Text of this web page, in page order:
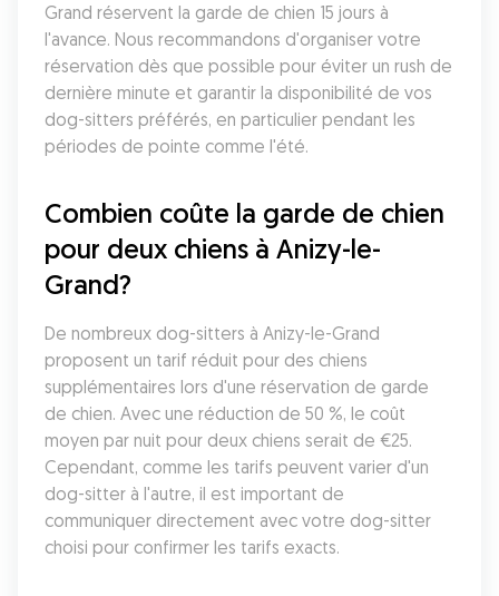
Grand réservent la garde de chien 15 jours à
l'avance. Nous recommandons d'organiser votre
réservation dès que possible pour éviter un rush de
dernière minute et garantir la disponibilité de vos
dog-sitters préférés, en particulier pendant les
périodes de pointe comme l'été.
Combien coûte la garde de chien
pour deux chiens à Anizy-le-
Grand?
De nombreux dog-sitters à Anizy-le-Grand
proposent un tarif réduit pour des chiens
supplémentaires lors d'une réservation de garde
de chien. Avec une réduction de 50 %, le coût
moyen par nuit pour deux chiens serait de €25.
Cependant, comme les tarifs peuvent varier d'un
dog-sitter à l'autre, il est important de
communiquer directement avec votre dog-sitter
choisi pour confirmer les tarifs exacts.